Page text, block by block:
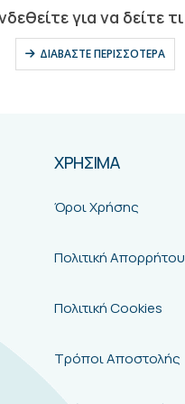
ΧΡΗΣΙΜΑ
Όροι Χρήσης
Πολιτική Απορρήτου
Πολιτική Cookies
Τρόποι Αποστολής